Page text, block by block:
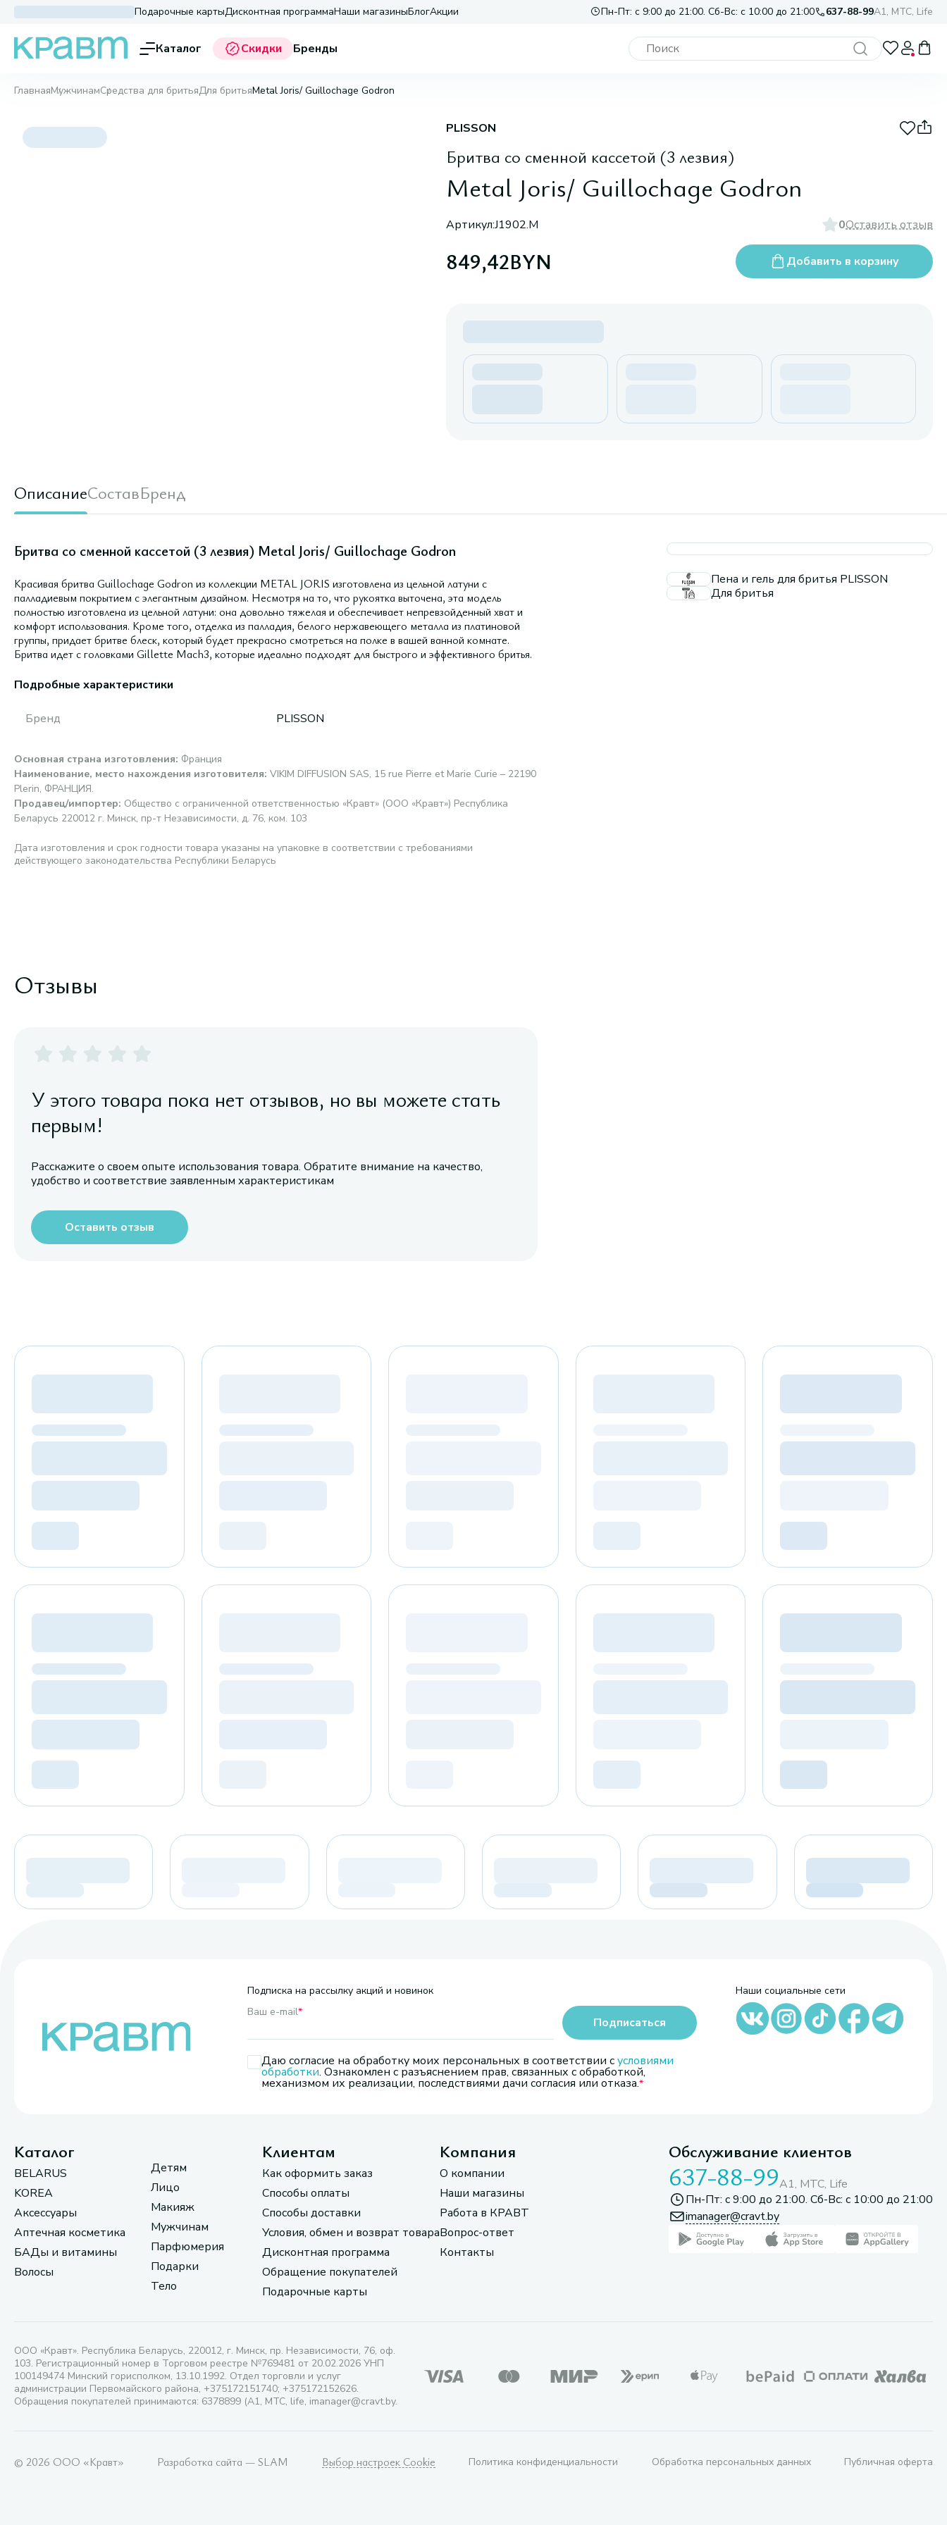
Подарочные картыДисконтная программаНаши магазиныБлогАкции Пн-Пт: с 9:00 до 21:00. Сб-Вс: с 10:00 до 21:00 637-88-99A1, МТС, Life
Каталог Скидки Бренды
ГлавнаяМужчинамСредства для бритьяДля бритьяMetal Joris/ Guillochage Godron
PLISSON
Бритва со сменной кассетой (3 лезвия)
Metal Joris/ Guillochage Godron
Артикул:J1902.M 0Оставить отзыв
849,42BYN Добавить в корзину
ОписаниеСоставБренд
Бритва со сменной кассетой (3 лезвия) Metal Joris/ Guillochage Godron
Красивая бритва Guillochage Godron из коллекции METAL JORIS изготовлена из цельной латуни с
палладиевым покрытием с элегантным дизайном. Несмотря на то, что рукоятка выточена, эта модель
полностью изготовлена из цельной латуни: она довольно тяжелая и обеспечивает непревзойденный хват и
комфорт использования. Кроме того, отделка из палладия, белого нержавеющего металла из платиновой
группы, придает бритве блеск, который будет прекрасно смотреться на полке в вашей ванной комнате.
Бритва идет с головками Gillette Mach3, которые идеально подходят для быстрого и эффективного бритья.
Подробные характеристики
Бренд PLISSON
Основная страна изготовления: Франция
Наименование, место нахождения изготовителя: VIKIM DIFFUSION SAS, 15 rue Pierre et Marie Curie – 22190
Plerin, ФРАНЦИЯ.
Продавец/импортер: Общество с ограниченной ответственностью «Кравт» (ООО «Кравт») Республика
Беларусь 220012 г. Минск, пр-т Независимости, д. 76, ком. 103
Дата изготовления и срок годности товара указаны на упаковке в соответствии с требованиями
действующего законодательства Республики Беларусь
Пена и гель для бритья PLISSON
Для бритья
Отзывы
У этого товара пока нет отзывов, но вы можете стать
первым!
Расскажите о своем опыте использования товара. Обратите внимание на качество,
удобство и соответствие заявленным характеристикам
Оставить отзыв
Подписка на рассылку акций и новинок
Ваш e-mail*
Даю согласие на обработку моих персональных в соответствии сусловиями
обработки. Ознакомлен с разъяснением прав, связанных с обработкой,
механизмом их реализации, последствиями дачи согласия или отказа.
Подписаться
Наши социальные сети
Каталог
BELARUS
KOREA
Аксессуары
Аптечная косметика
БАДы и витамины
Волосы
Детям
Лицо
Макияж
Мужчинам
Парфюмерия
Подарки
Тело
Клиентам
Как оформить заказ
Способы оплаты
Способы доставки
Условия, обмен и возврат товара
Дисконтная программа
Обращение покупателей
Подарочные карты
Компания
О компании
Наши магазины
Работа в КРАВТ
Вопрос-ответ
Контакты
Обслуживание клиентов
637-88-99A1, МТС, Life
Пн-Пт: с 9:00 до 21:00. Сб-Вс: с 10:00 до 21:00
imanager@cravt.by
ООО «Кравт». Республика Беларусь, 220012, г. Минск, пр. Независимости, 76, оф.
103. Регистрационный номер в Торговом реестре №769481 от 20.02.2026 УНП
100149474 Минский горисполком, 13.10.1992. Отдел торговли и услуг
администрации Первомайского района, +375172151740; +375172152626.
Обращения покупателей принимаются: 6378899 (А1, МТС, life, imanager@cravt.by.
© 2026 ООО «Кравт» Разработка сайта — SLAM Выбор настроек Cookie Политика конфиденциальности Обработка персональных данных Публичная оферта